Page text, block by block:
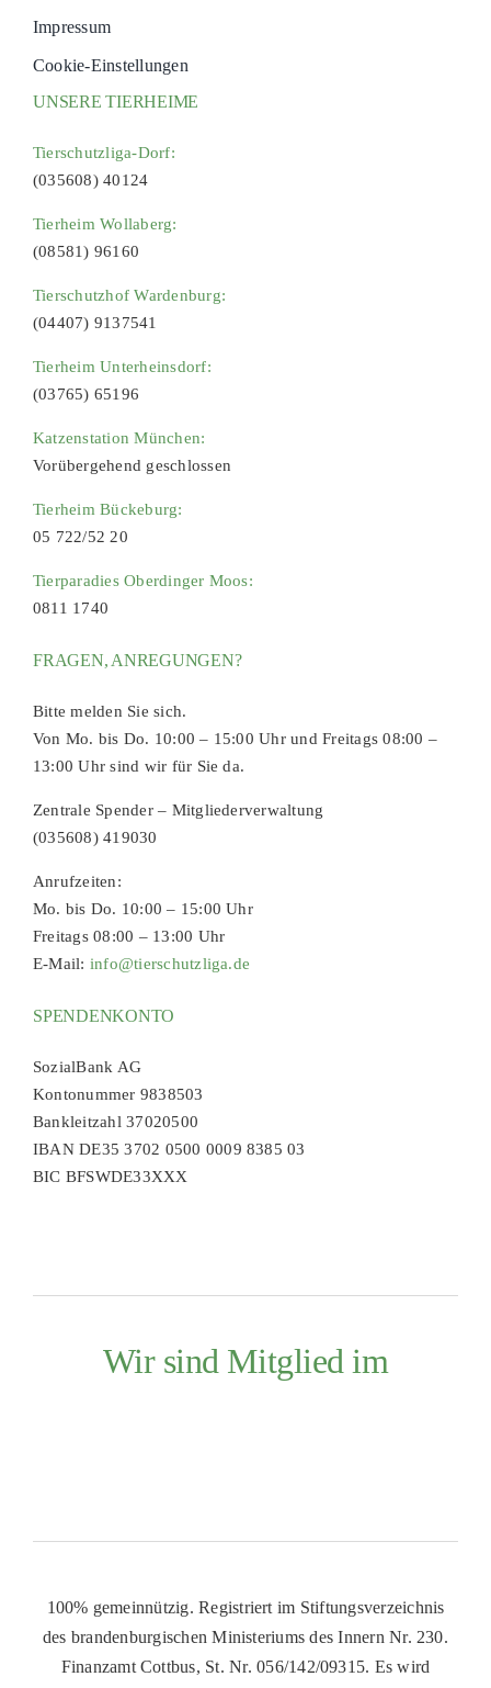
Impressum
Cookie-Einstellungen
UNSERE TIERHEIME
Tierschutzliga-Dorf:
(035608) 40124
Tierheim Wollaberg:
(08581) 96160
Tierschutzhof Wardenburg:
(04407) 9137541
Tierheim Unterheinsdorf:
(03765) 65196
Katzenstation München:
Vorübergehend geschlossen
Tierheim Bückeburg:
05 722/52 20
Tierparadies Oberdinger Moos:
0811 1740
FRAGEN, ANREGUNGEN?
Bitte melden Sie sich.
Von Mo. bis Do. 10:00 – 15:00 Uhr und Freitags 08:00 –
13:00 Uhr sind wir für Sie da.
Zentrale Spender – Mitgliederverwaltung
(035608) 419030
Anrufzeiten:
Mo. bis Do. 10:00 – 15:00 Uhr
Freitags 08:00 – 13:00 Uhr
E-Mail: info@tierschutzliga.de
SPENDENKONTO
SozialBank AG
Kontonummer 9838503
Bankleitzahl 37020500
IBAN DE35 3702 0500 0009 8385 03
BIC BFSWDE33XXX
Wir sind Mitglied im
100% gemeinnützig. Registriert im Stiftungsverzeichnis
des brandenburgischen Ministeriums des Innern Nr. 230.
Finanzamt Cottbus, St. Nr. 056/142/09315. Es wird